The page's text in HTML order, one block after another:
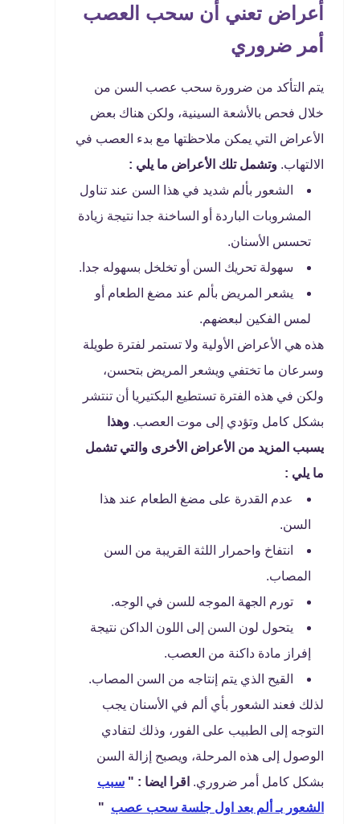
أعراض تعني أن سحب العصب
أمر ضروري
يتم التأكد من ضرورة سحب عصب السن من
خلال فحص بالأشعة السينية، ولكن هناك بعض
الأعراض التي يمكن ملاحظتها مع بدء العصب في
الالتهاب. وتشمل تلك الأعراض ما يلي :
الشعور بألم شديد في هذا السن عند تناول
المشروبات الباردة أو الساخنة جدا نتيجة زيادة
تحسس الأسنان.
سهولة تحريك السن أو تخلخل بسهوله جدا.
يشعر المريض بألم عند مضغ الطعام أو
لمس الفكين لبعضهم.
هذه هي الأعراض الأولية ولا تستمر لفترة طويلة
وسرعان ما تختفي ويشعر المريض بتحسن،
ولكن في هذه الفترة تستطيع البكتيريا أن تنتشر
بشكل كامل وتؤدي إلى موت العصب. وهذا
يسبب المزيد من الأعراض الأخرى والتي تشمل
ما يلي :
عدم القدرة على مضغ الطعام عند هذا
السن.
انتفاخ واحمرار اللثة القريبة من السن
المصاب.
تورم الجهة الموجه للسن في الوجه.
يتحول لون السن إلى اللون الداكن نتيجة
إفراز مادة داكنة من العصب.
القيح الذي يتم إنتاجه من السن المصاب.
لذلك فعند الشعور بأي ألم في الأسنان يجب
التوجه إلى الطبيب على الفور، وذلك لتفادي
الوصول إلى هذه المرحلة، ويصبح إزالة السن
بشكل كامل أمر ضروري. اقرا ايضا : " سبب
الشعور بـ ألم بعد اول جلسة سحب عصب "